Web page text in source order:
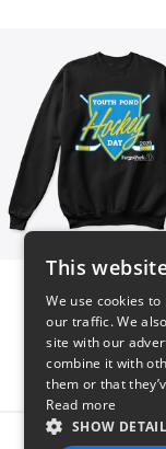
$33
This
We use cookies
our traffic. We
site with our
combine it with
them or that
Read more
SHOW